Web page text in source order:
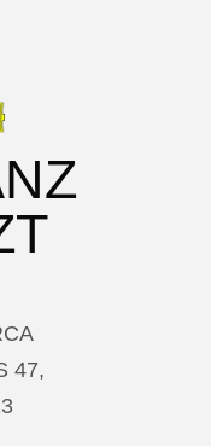
47,